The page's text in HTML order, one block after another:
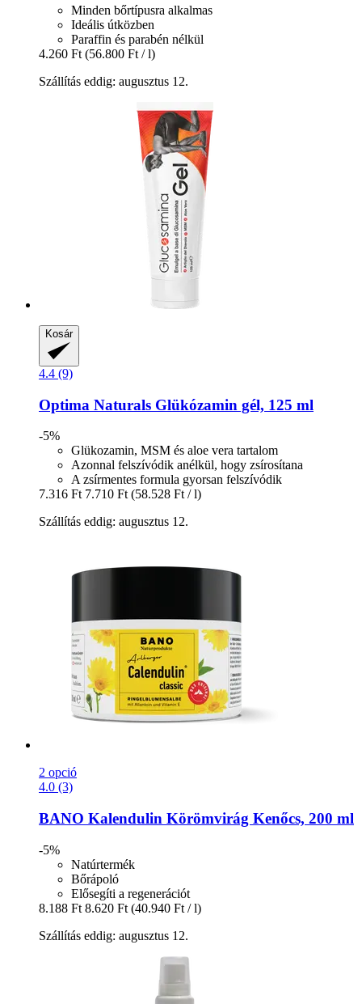
Minden bőrtípusra alkalmas
Ideális útközben
Paraffin és parabén nélkül
4.260 Ft (56.800 Ft / l)
Szállítás eddig: augusztus 12.
Kosár
4.4 (9)
Optima Naturals Glükózamin gél, 125 ml
-5%
Glükozamin, MSM és aloe vera tartalom
Azonnal felszívódik anélkül, hogy zsírosítana
A zsírmentes formula gyorsan felszívódik
7.316 Ft 7.710 Ft (58.528 Ft / l)
Szállítás eddig: augusztus 12.
2 opció
4.0 (3)
BANO Kalendulin Körömvirág Kenőcs, 200 ml
-5%
Natúrtermék
Bőrápoló
Elősegíti a regenerációt
8.188 Ft 8.620 Ft (40.940 Ft / l)
Szállítás eddig: augusztus 12.